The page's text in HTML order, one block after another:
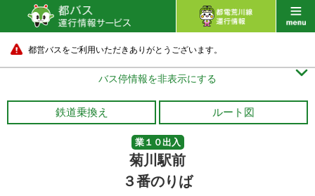
都営バスをご利用いただきありがとうございます。
バス停情報を非表示にする 
鉄道乗換え ルート図
業１０出入
菊川駅前
３番のりば